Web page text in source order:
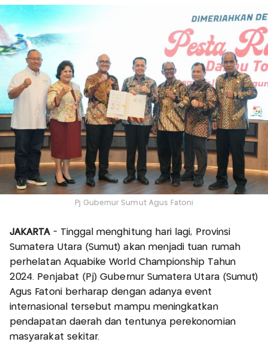
Pj Gubernur Sumut Agus Fatoni
JAKARTA- Tinggal menghitung hari lagi, Provinsi
Sumatera Utara (Sumut) akan menjadi tuan rumah
perhelatan Aquabike World Championship Tahun
2024. Penjabat (Pj) Gubernur Sumatera Utara (Sumut)
Agus Fatoni berharap dengan adanya event
internasional tersebut mampu meningkatkan
pendapatan daerah dan tentunya perekonomian
masyarakat sekitar.